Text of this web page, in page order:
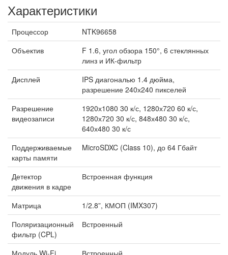
Характеристики
Процессор
NTK96658
Объектив
F 1.6, угол обзора 150°, 6 стеклянных
линз и ИК-фильтр
Дисплей
IPS диагональю 1.4 дюйма,
разрешение 240х240 пикселей
Разрешение
видеозаписи
1920х1080 30 к/с, 1280х720 60 к/с,
1280х720 30 к/с, 848х480 30 к/с,
640х480 30 к/с
Поддерживаемые
карты памяти
MicroSDXC (Class 10), до 64 Гбайт
Детектор
движения в кадре
Встроенная функция
Матрица
1/2.8”, КМОП (IMX307)
Поляризационный
фильтр (CPL)
Встроенный
Модуль Wi-Fi
Встроенный